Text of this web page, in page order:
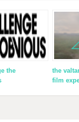
the
the
film